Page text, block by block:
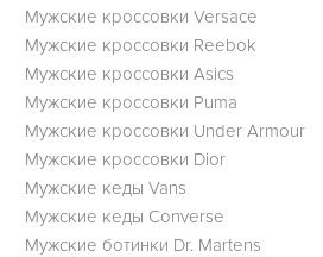
Мужские кроссовки Versace
Мужские кроссовки Reebok
Мужские кроссовки Asics
Мужские кроссовки Puma
Мужские кроссовки Under Armour
Мужские кроссовки Dior
Мужские кеды Vans
Мужские кеды Converse
Мужские ботинки Dr. Martens